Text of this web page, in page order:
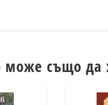
може също да